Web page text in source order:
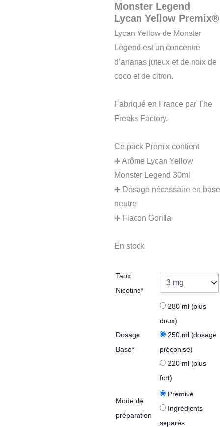
Monster Legend
Lycan Yellow Premix®
Lycan Yellow de Monster
Legend est un concentré
d’ananas juteux et de noix de
coco et de citron.
Fabriqué en France par The
Freaks Factory.
Ce pack Premix contient
➕ Arôme Lycan Yellow
Monster Legend 30ml
➕ Dosage nécessaire en base
neutre
➕ Flacon Gorilla
En stock
Taux
Nicotine*
Dosage
Base*
280 ml (plus
doux)
250 ml (dosage
préconisé)
220 ml (plus
fort)
Mode de
préparation
Premixé
Ingrédients
separés